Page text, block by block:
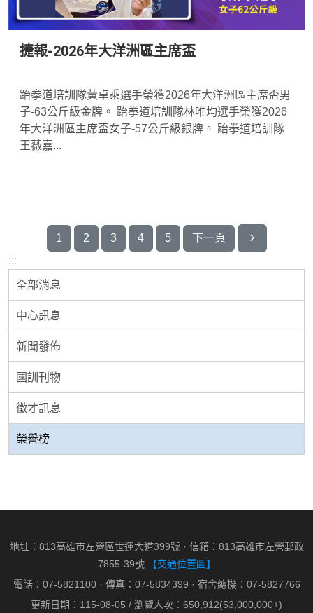
:::
全部消息
中心訊息
新聞發佈
國訓刊物
徵才訊息
榮譽榜
捷報-2026年大洋洲區主席盃
跆拳道培訓隊黃卓乘選手榮獲2026年大洋洲區主席盃男
子-63公斤級金牌。 跆拳道培訓隊林唯均選手榮獲2026
年大洋洲區主席盃女子-57公斤級銀牌。 跆拳道培訓隊
王薇嘉...
1 2 3 4 5 下一頁
地址：813高雄市左營區世運大道399號 · 信箱：813高雄市左營郵政
7855-39號
【交通位置圖】
電話：07-5821100 · 傳真：07-5834399 · 宿舍總機：07-5827766
更新日期：115-08-05 / 瀏覽人次：650,912(53,000,000+)